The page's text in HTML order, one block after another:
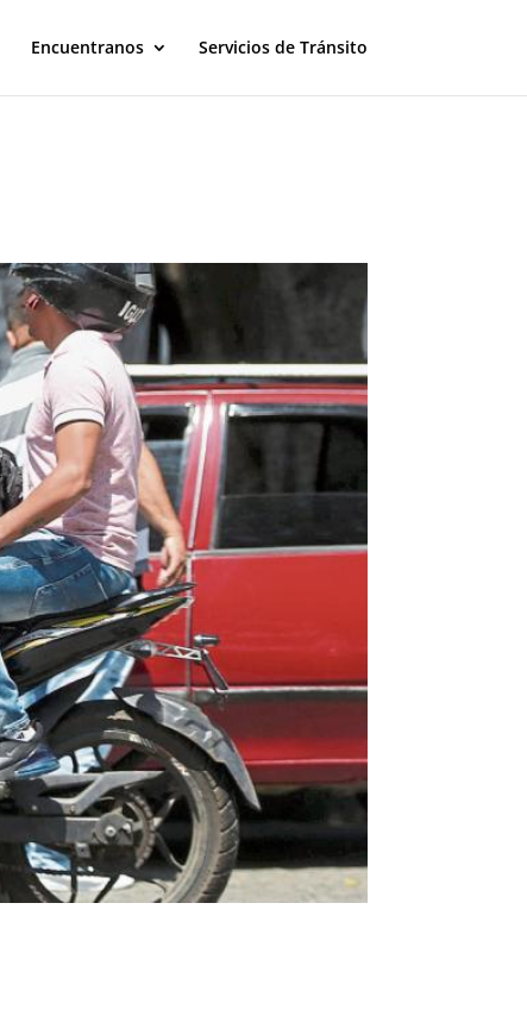
Encuentranos Servicios de Tránsito